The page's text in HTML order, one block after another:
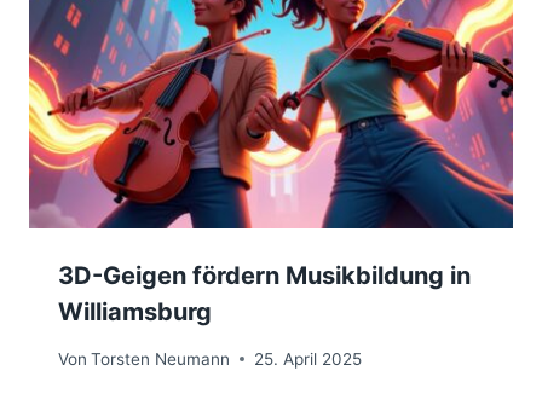
3D-Geigen fördern Musikbildung in
Williamsburg
Von Torsten Neumann 25. April 2025